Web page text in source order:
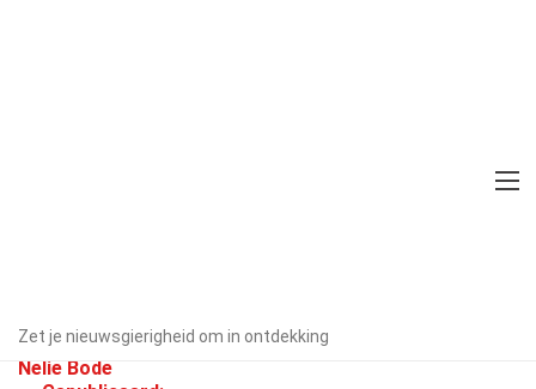
Zet je nieuwsgierigheid om in ontdekking
Geschreven Door:
Nelie Bode
voor redactie